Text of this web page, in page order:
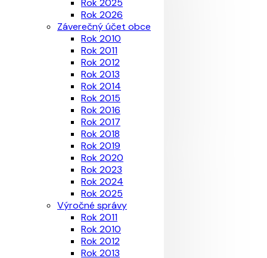
Rok 2025
Rok 2026
Záverečný účet obce
Rok 2010
Rok 2011
Rok 2012
Rok 2013
Rok 2014
Rok 2015
Rok 2016
Rok 2017
Rok 2018
Rok 2019
Rok 2020
Rok 2023
Rok 2024
Rok 2025
Výročné správy
Rok 2011
Rok 2010
Rok 2012
Rok 2013